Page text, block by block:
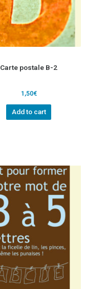
Carte postale B-2
1,50€
Add to cart